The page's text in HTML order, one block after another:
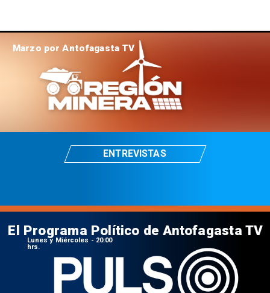
Marzo por Antofagasta TV
ENTREVISTAS
El Programa Político de Antofagasta TV
Lunes y Miércoles - 20:00
hrs.